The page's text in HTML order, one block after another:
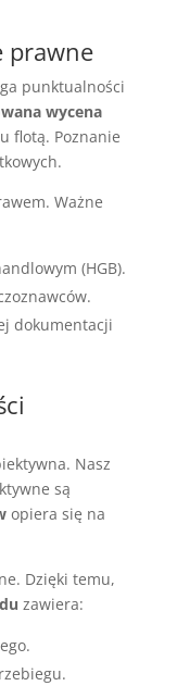
prawne
punktualności
wycena
flotą. Poznanie
Ważne
(HGB).
dokumentacji
Nasz
są
opiera się na
Dzięki temu,
zawiera: